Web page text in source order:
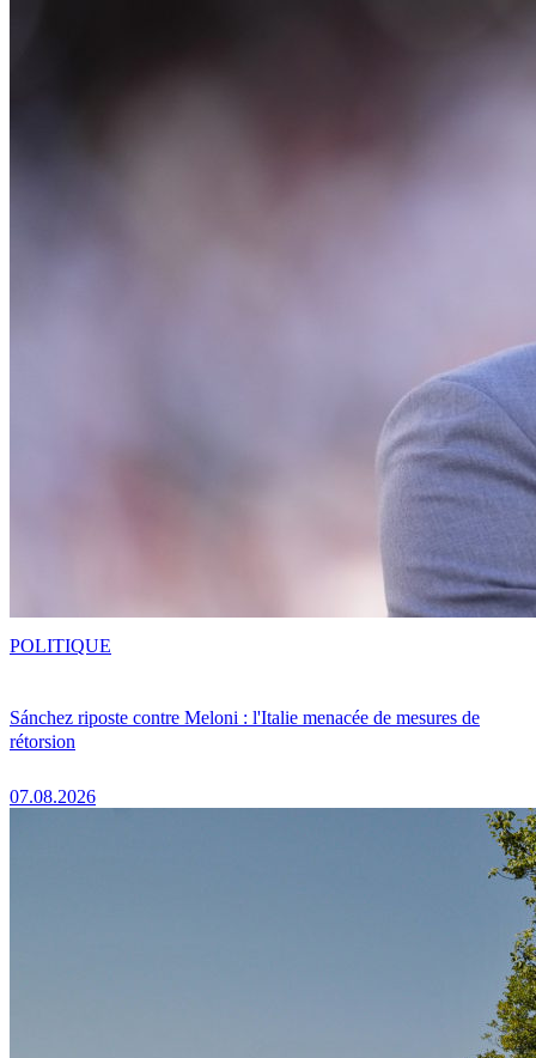
Sánchez riposte contre Meloni : l'Italie menacée de mesures de
rétorsion
07.08.2026
POLITIQUE